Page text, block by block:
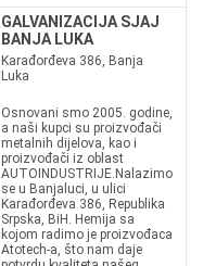
GALVANIZACIJA SJAJ
BANJA LUKA
Karađorđeva 386, Banja
Luka
Osnovani smo 2005. godine,
a naši kupci su proizvođači
metalnih dijelova, kao i
proizvođači iz oblast
AUTOINDUSTRIJE.Nalazimo
se u Banjaluci, u ulici
Karađorđeva 386, Republika
Srpska, BiH. Hemija sa
kojom radimo je proizvođaca
Atotech-a, što nam daje